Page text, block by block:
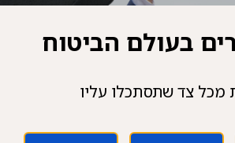
בעולם הביטוח
צד שתסתכלו עליו